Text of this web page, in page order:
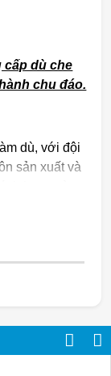
cấp dù che
chu đáo.
dù, với đội
sản xuất và
sản phẩm dù
thị trường,